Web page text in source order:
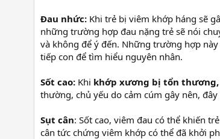
Đau nhức: Khi trẻ bị viêm khớp háng sẽ
những trường hợp đau nặng trẻ sẽ nói
và không để ý đến. Những trường hợp
tiếp con để tìm hiểu nguyên nhân.
Sốt cao: Khi khớp xương bị tổn thương,
thường, chủ yếu do cảm cúm gây nên,
Sụt cân: Sốt cao, viêm đau có thể khiến
cân tức chứng viêm khớp có thể đã khởi